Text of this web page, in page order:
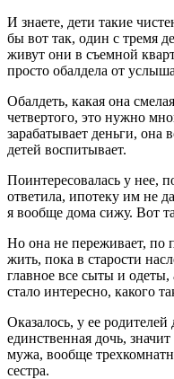
И знаете, дети такие
бы вот так, один с тремя
живут они в съемной
просто обалдела от
Обалдеть, какая она
четвертого, это нужно
зарабатывает деньги, она
детей воспитывает.
Поинтересовалась у нее,
ответила, ипотеку им не
я вообще дома сижу. Вот
Но она не переживает, по
жить, пока в старости
главное все сыты и
стало интересно, какого
Оказалось, у ее родителей
единственная дочь,
мужа, вообще
сестра.